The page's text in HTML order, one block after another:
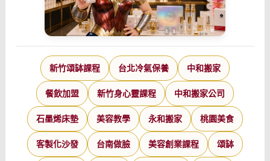
新竹頌缽課程 台北冷氣保養 中和搬家
餐飲加盟 新竹身心靈課程 中和搬家公司
石墨烯床墊 美容教學 永和搬家 桃園美食
客製化沙發 台南做臉 美容創業課程 頌缽